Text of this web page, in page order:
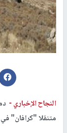
النجاح الإخباري -
متنقلا "كرافان"